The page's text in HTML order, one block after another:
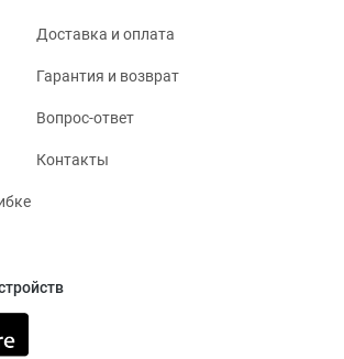
Доставка и оплата
Гарантия и возврат
Вопрос-ответ
Контакты